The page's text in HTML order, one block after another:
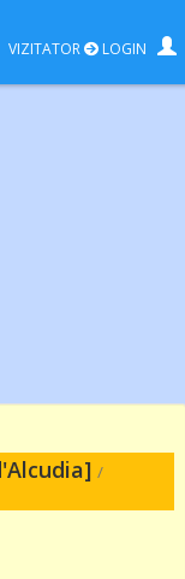
VIZITATOR LOGIN
/